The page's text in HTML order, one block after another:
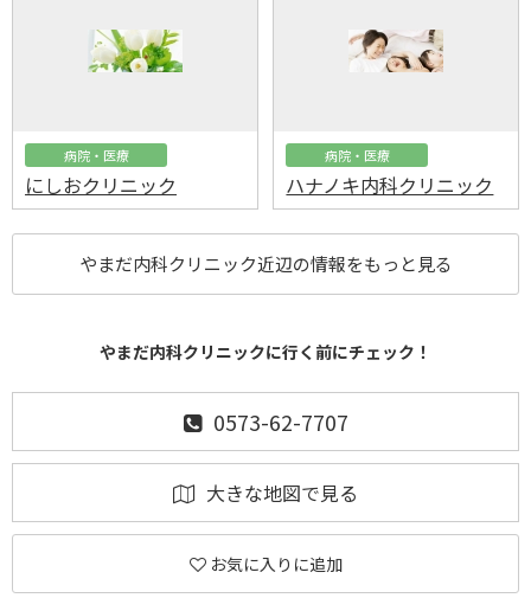
病院・医療
にしおクリニック
病院・医療
ハナノキ内科クリニック
やまだ内科クリニック近辺の情報をもっと見る
やまだ内科クリニックに行く前にチェック！
0573-62-7707
大きな地図で見る
お気に入りに追加